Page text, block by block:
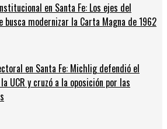
en Santa Fe: Los ejes del
busca modernizar la Carta Magna de 1962
en Santa Fe: Michlig defendió el
UCR y cruzó a la oposición por las